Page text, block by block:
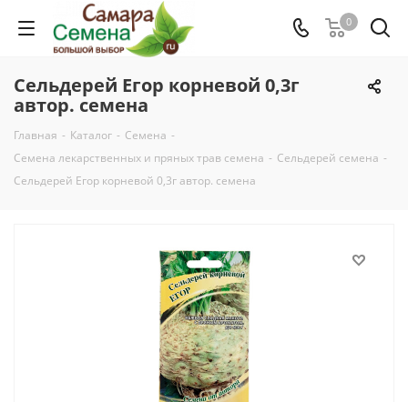
0
Сельдерей Егор корневой 0,3г
автор. семена
Главная - Каталог - Семена -
Семена лекарственных и пряных трав семена - Сельдерей семена -
Сельдерей Егор корневой 0,3г автор. семена